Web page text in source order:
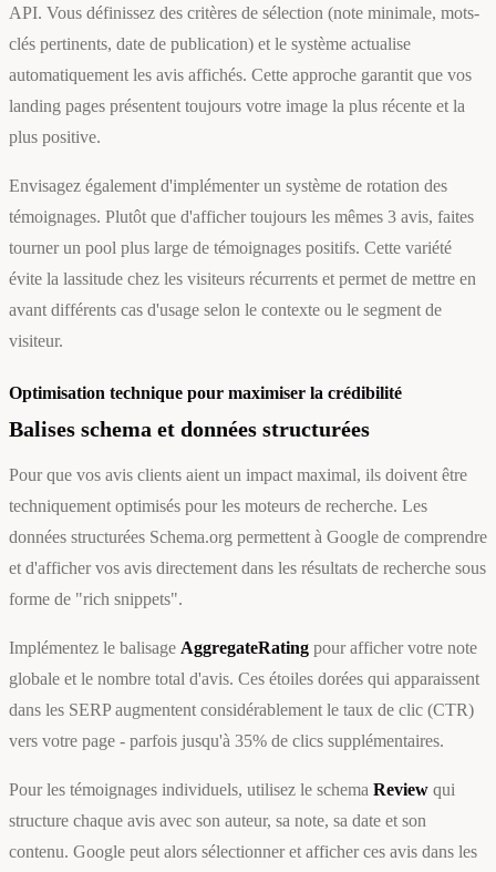
API. Vous définissez des critères de sélection (note minimale, mots-
clés pertinents, date de publication) et le système actualise
automatiquement les avis affichés. Cette approche garantit que vos
landing pages présentent toujours votre image la plus récente et la
plus positive.
Envisagez également d'implémenter un système de rotation des
témoignages. Plutôt que d'afficher toujours les mêmes 3 avis, faites
tourner un pool plus large de témoignages positifs. Cette variété
évite la lassitude chez les visiteurs récurrents et permet de mettre en
avant différents cas d'usage selon le contexte ou le segment de
visiteur.
Optimisation technique pour maximiser la crédibilité
Balises schema et données structurées
Pour que vos avis clients aient un impact maximal, ils doivent être
techniquement optimisés pour les moteurs de recherche. Les
données structurées Schema.org permettent à Google de comprendre
et d'afficher vos avis directement dans les résultats de recherche sous
forme de "rich snippets".
Implémentez le balisage AggregateRating pour afficher votre note
globale et le nombre total d'avis. Ces étoiles dorées qui apparaissent
dans les SERP augmentent considérablement le taux de clic (CTR)
vers votre page - parfois jusqu'à 35% de clics supplémentaires.
Pour les témoignages individuels, utilisez le schema Review qui
structure chaque avis avec son auteur, sa note, sa date et son
contenu. Google peut alors sélectionner et afficher ces avis dans les